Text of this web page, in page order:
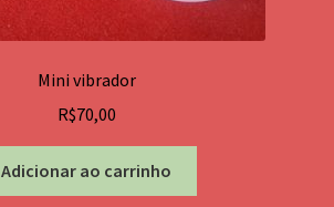
Mini vibrador
R$70,00
Adicionar ao carrinho